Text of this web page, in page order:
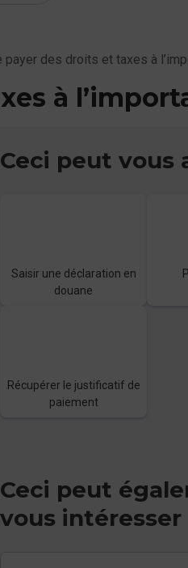
des droits et taxes à
à
Ceci peut vous
Saisir une déclaration en
douane
Récupérer le justificatif de
paiement
Ceci peut
vous intéresser